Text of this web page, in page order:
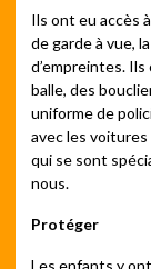
Ils ont eu accès
de garde à vue,
d’empreintes.
balle, des
uniforme de
avec les
qui se sont
nous.
Protéger
Les enfants y